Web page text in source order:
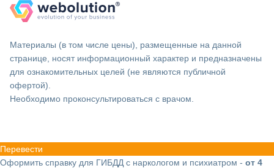
Материалы (в том числе цены), размещенные на данной
странице, носят информационный характер и предназначены
для ознакомительных целей (не являются публичной
офертой).
Необходимо проконсультироваться с врачом.
Перевести
Оформить справку для ГИБДД с наркологом и психиатром - от 4